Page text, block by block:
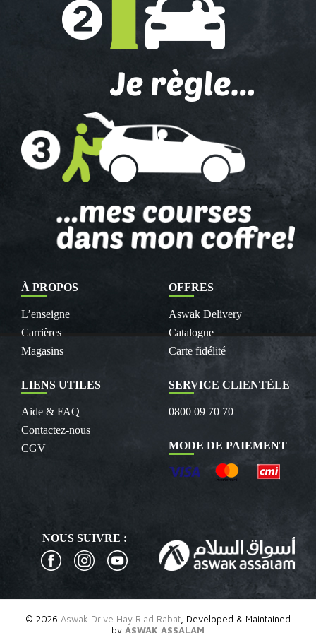
À PROPOS
L’enseigne
Carrières
Magasins
OFFRES
Aswak Delivery
Catalogue
Carte fidélité
LIENS UTILES
Aide & FAQ
Contactez-nous
CGV
SERVICE CLIENTÈLE
0800 09 70 70
MODE DE PAIEMENT
NOUS SUIVRE :
© 2026 Aswak Drive Hay Riad Rabat , Developed & Maintained
by ASWAK ASSALAM